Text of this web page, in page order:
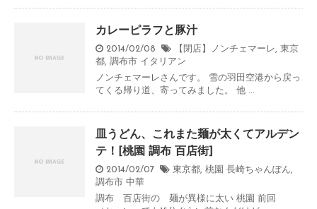
カレーピラフと豚汁
2014/02/08 【閉店】ノンチェマーレ, 東京
都, 調布市 イタリアン
ノンチェマーレさんです。 雪の羽田空港から戻っ
てくる帰り道、寄ってみました。 他 ...
皿うどん、これまた麺が太くてアルデン
テ！[桃園 調布 百店街]
2014/02/07 東京都, 桃園 長崎ちゃんぽん,
調布市 中華
調布 百店街の 麺が異様に太い 桃園 前回